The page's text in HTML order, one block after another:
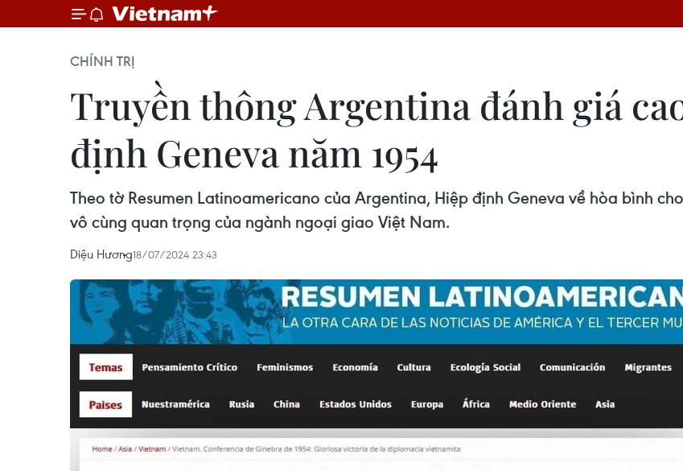
CHÍNH TRỊ
Truyền thông Argentina đánh giá
định Geneva năm 1954
Theo tờ Resumen Latinoamericano của Argentina, Hiệp định Geneva về hòa bình
vô cùng quan trọng của ngành ngoại giao Việt Nam.
Diệu Hương18/07/2024 23:43